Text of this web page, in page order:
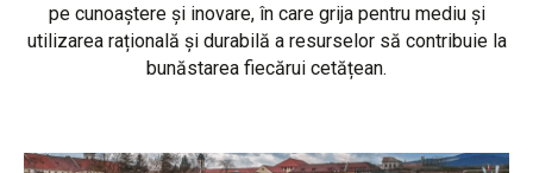
pe cunoaștere și inovare, în care grija pentru mediu și
utilizarea rațională și durabilă a resurselor să contribuie la
bunăstarea fiecărui cetățean.